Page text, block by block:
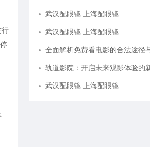
行
武汉配眼镜 上海配眼镜
武汉配眼镜 上海配眼镜
轨道影院：开启未来观影体验的
武汉配眼镜 上海配眼镜